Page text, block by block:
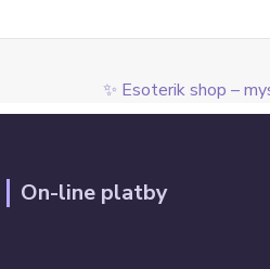
✨ Esoterik shop –
On-line platby